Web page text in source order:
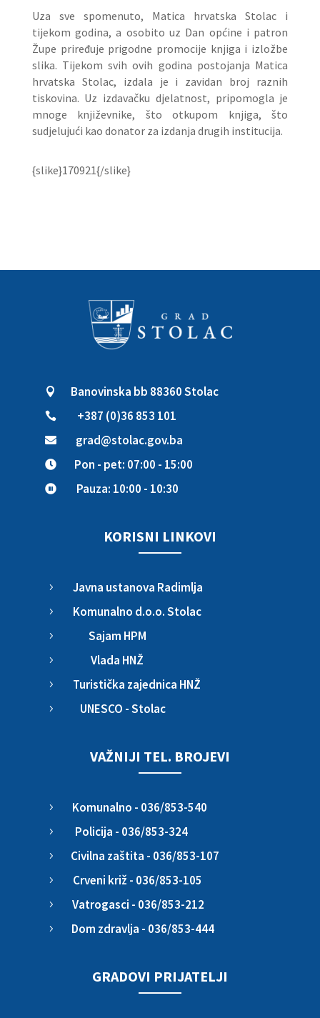
Uza sve spomenuto, Matica hrvatska Stolac i
tijekom godina, a osobito uz Dan općine i patron
Župe priređuje prigodne promocije knjiga i izložbe
slika. Tijekom svih ovih godina postojanja Matica
hrvatska Stolac, izdala je i zavidan broj raznih
tiskovina. Uz izdavačku djelatnost, pripomogla je
mnoge književnike, što otkupom knjiga, što
sudjelujući kao donator za izdanja drugih institucija.
{slike}170921{/slike}
 Banovinska bb 88360 Stolac
 +387 (0)36 853 101
 grad@stolac.gov.ba
 Pon - pet: 07:00 - 15:00
 Pauza: 10:00 - 10:30
KORISNI LINKOVI
5 Javna ustanova Radimlja
5 Komunalno d.o.o. Stolac
5 Sajam HPM
5 Vlada HNŽ
5 Turistička zajednica HNŽ
5 UNESCO - Stolac
VAŽNIJI TEL. BROJEVI
5 Komunalno - 036/853-540
5 Policija - 036/853-324
5 Civilna zaštita - 036/853-107
5 Crveni križ - 036/853-105
5 Vatrogasci - 036/853-212
5 Dom zdravlja - 036/853-444
GRADOVI PRIJATELJI